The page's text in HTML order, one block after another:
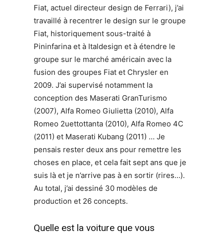
Fiat, actuel directeur design de Ferrari), j’ai
travaillé à recentrer le design sur le groupe
Fiat, historiquement sous-traité à
Pininfarina et à Italdesign et à étendre le
groupe sur le marché américain avec la
fusion des groupes Fiat et Chrysler en
2009. J’ai supervisé notamment la
conception des Maserati GranTurismo
(2007), Alfa Romeo Giulietta (2010), Alfa
Romeo 2uettottanta (2010), Alfa Romeo 4C
(2011) et Maserati Kubang (2011) … Je
pensais rester deux ans pour remettre les
choses en place, et cela fait sept ans que je
suis là et je n’arrive pas à en sortir (rires…).
Au total, j’ai dessiné 30 modèles de
production et 26 concepts.
Quelle est la voiture que vous